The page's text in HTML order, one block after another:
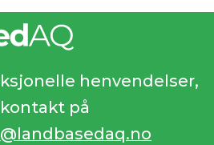
henvendelser,
på